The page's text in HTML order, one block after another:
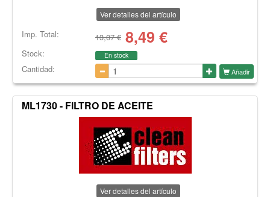
Ver detalles del artículo
Imp. Total: 13,07 € 8,49 €
Stock: En stock
Cantidad: Añadir
ML1730 - FILTRO DE ACEITE
Ver detalles del artículo